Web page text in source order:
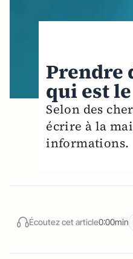
Prendre
qui est
Selon des
écrire à la
informations.
Écoutez cet article0:00min